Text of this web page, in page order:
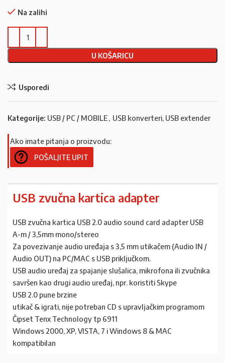
Na zalihi
U KOŠARICU
Usporedi
Kategorije: USB / PC / MOBILE, USB konverteri, USB extender
Ako imate pitanja o proizvodu:
POŠALJITE UPIT
USB zvučna kartica adapter
USB zvučna kartica USB 2.0 audio sound card adapter USB
A-m / 3,5mm mono/stereo
Za povezivanje audio uređaja s 3,5 mm utikačem (Audio IN /
Audio OUT) na PC/MAC s USB priključkom.
USB audio uređaj za spajanje slušalica, mikrofona ili zvučnika
savršen kao drugi audio uređaj, npr. koristiti Skype
USB 2.0 pune brzine
utikač & igrati, nije potreban CD s upravljačkim programom
Čipset Tenx Technology tp 6911
Windows 2000, XP, VISTA, 7 i Windows 8 & MAC
kompatibilan